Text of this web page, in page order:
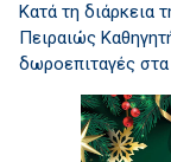
Κατά τη διάρκεια
Πειραιώς
δωροεπιταγές στα